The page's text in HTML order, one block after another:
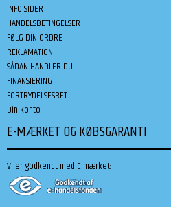
INFO SIDER
HANDELSBETINGELSER
FØLG DIN ORDRE
REKLAMATION
SÅDAN HANDLER DU
FINANSIERING
FORTRYDELSESRET
Din konto
E-MÆRKET OG KØBSGARANTI
Vi er godkendt med E-mærket: